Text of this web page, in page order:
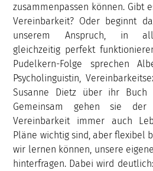
zusammenpassen können. Gibt
Vereinbarkeit? Oder beginnt
unserem Anspruch, in
gleichzeitig perfekt
Pudelkern-Folge sprechen
Psycholinguistin,
Susanne Dietz über ihr Buch
Gemeinsam gehen sie der
Vereinbarkeit immer auch
Pläne wichtig sind, aber flexibel
wir lernen können, unsere
hinterfragen. Dabei wird